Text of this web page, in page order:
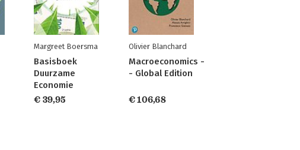
Margreet Boersma
Basisboek
Duurzame
Economie
€ 39,95
Olivier Blanchard
Macroeconomics -
- Global Edition
€ 106,68